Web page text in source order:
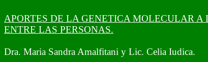
APORTES DE LA GENETICA MOLECULAR
ENTRE LAS PERSONAS.
Dra. Maria Sandra Amalfitani y Lic. Celia Iudica.